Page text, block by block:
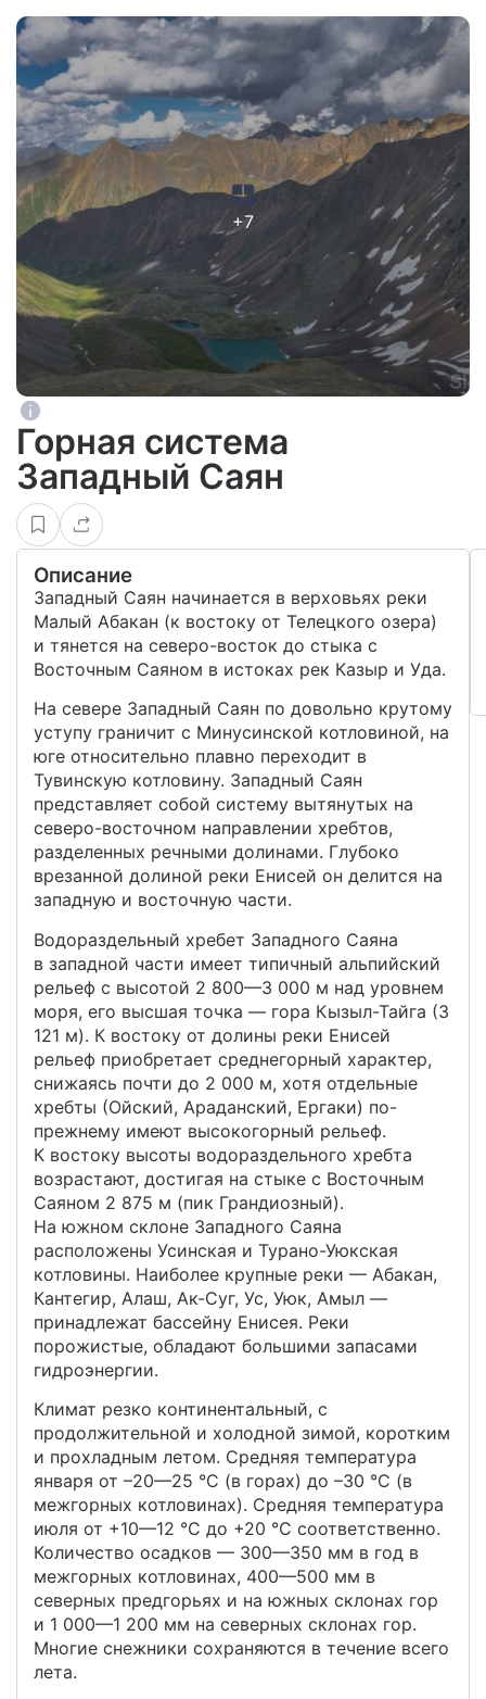
Горная система
Западный Саян
+7
Описание
Западный Саян начинается в верховьях реки
Малый Абакан (к востоку от Телецкого озера)
и тянется на северо-восток до стыка с
Восточным Саяном в истоках рек Казыр и Уда.
На севере Западный Саян по довольно крутому
уступу граничит с Минусинской котловиной, на
юге относительно плавно переходит в
Тувинскую котловину. Западный Саян
представляет собой систему вытянутых на
северо-восточном направлении хребтов,
разделенных речными долинами. Глубоко
врезанной долиной реки Енисей он делится на
западную и восточную части.
Водораздельный хребет Западного Саяна
в западной части имеет типичный альпийский
рельеф с высотой 2 800—3 000 м над уровнем
моря, его высшая точка — гора Кызыл-Тайга (3
121 м). К востоку от долины реки Енисей
рельеф приобретает среднегорный характер,
снижаясь почти до 2 000 м, хотя отдельные
хребты (Ойский, Араданский, Ергаки) по-
прежнему имеют высокогорный рельеф.
К востоку высоты водораздельного хребта
возрастают, достигая на стыке с Восточным
Саяном 2 875 м (пик Грандиозный).
На южном склоне Западного Саяна
расположены Усинская и Турано-Уюкская
котловины. Наиболее крупные реки — Абакан,
Кантегир, Алаш, Ак-Суг, Ус, Уюк, Амыл —
принадлежат бассейну Енисея. Реки
порожистые, обладают большими запасами
гидроэнергии.
Климат резко континентальный, с
продолжительной и холодной зимой, коротким
и прохладным летом. Средняя температура
января от –20—25 °С (в горах) до –30 °С (в
межгорных котловинах). Средняя температура
июля от +10—12 °С до +20 °С соответственно.
Количество осадков — 300—350 мм в год в
межгорных котловинах, 400—500 мм в
северных предгорьях и на южных склонах гор
и 1 000—1 200 мм на северных склонах гор.
Многие снежники сохраняются в течение всего
лета.